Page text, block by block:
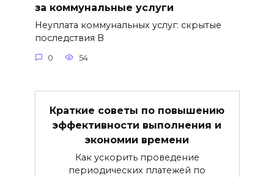
за коммунальные услуги
Неуплата коммунальных услуг: скрытые
последствия В
0 54
Краткие советы по повышению
эффективности выполнения и
экономии времени
Как ускорить проведение
периодических платежей по